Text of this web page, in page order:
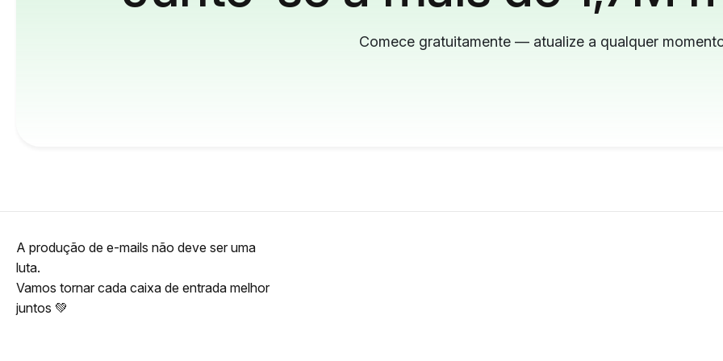
Comece gratuitamente — atualize a qualquer
A produção de e-mails não deve ser uma
luta.
Vamos tornar cada caixa de entrada melhor
juntos 💚